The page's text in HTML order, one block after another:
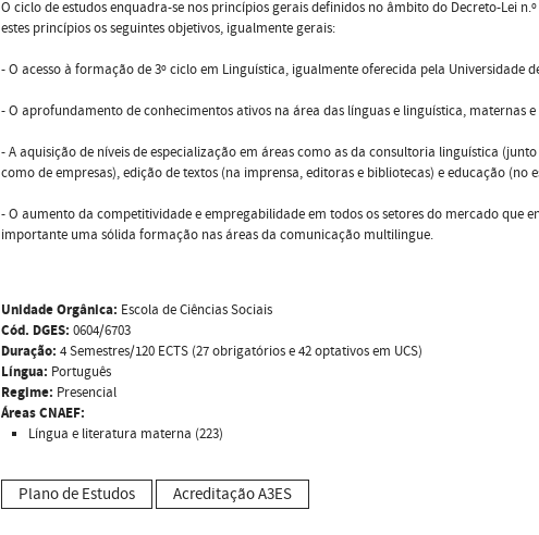
O ciclo de estudos enquadra-se nos princípios gerais definidos no âmbito do Decreto-Lei
estes princípios os seguintes objetivos, igualmente gerais:
- O acesso à formação de 3º ciclo em Linguística, igualmente oferecida pela Universidade
- O aprofundamento de conhecimentos ativos na área das línguas e linguística, maternas
- A aquisição de níveis de especialização em áreas como as da consultoria linguística
como de empresas), edição de textos (na imprensa, editoras e bibliotecas) e educação (no
- O aumento da competitividade e empregabilidade em todos os setores do mercado que
importante uma sólida formação nas áreas da comunicação multilingue.
Unidade Orgânica: Escola de Ciências Sociais
Cód. DGES: 0604/6703
Duração: 4 Semestres/120 ECTS (27 obrigatórios e 42 optativos em UCS)
Língua: Português
Regime: Presencial
Áreas CNAEF:
Língua e literatura materna (223)
Plano de Estudos Acreditação A3ES